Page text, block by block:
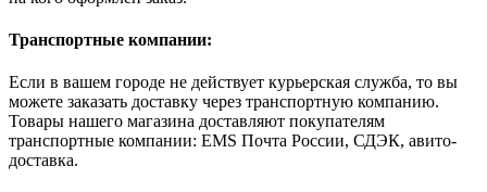
Транспортные компании:
Если в вашем городе не действует курьерская служба, то вы
можете заказать доставку через транспортную компанию.
Товары нашего магазина доставляют покупателям
транспортные компании: EMS Почта России, СДЭК, авито-
доставка.